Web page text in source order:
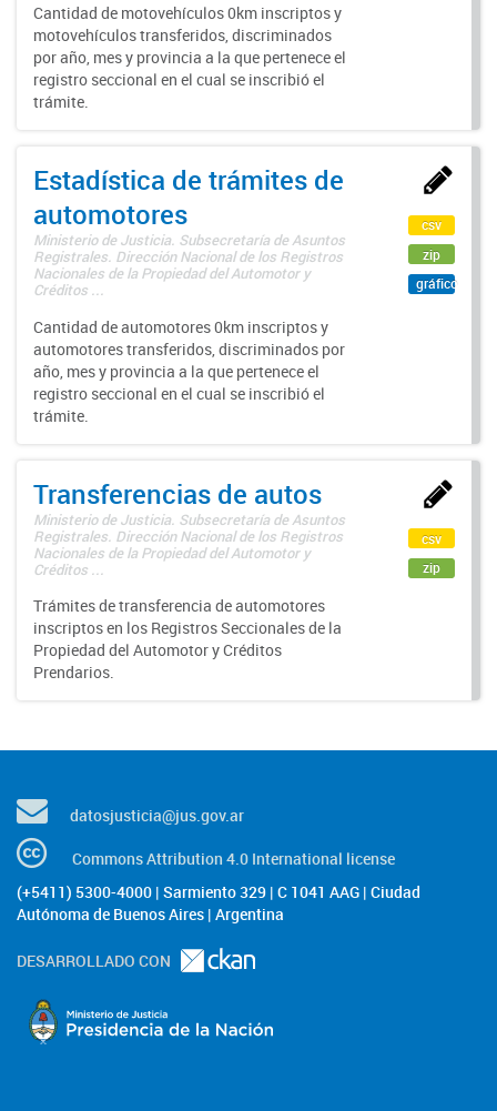
Cantidad de motovehículos 0km inscriptos y
motovehículos transferidos, discriminados
por año, mes y provincia a la que pertenece el
registro seccional en el cual se inscribió el
trámite.
Estadística de trámites de
automotores
Ministerio de Justicia. Subsecretaría de Asuntos
Registrales. Dirección Nacional de los Registros
Nacionales de la Propiedad del Automotor y
Créditos ...
Cantidad de automotores 0km inscriptos y
automotores transferidos, discriminados por
año, mes y provincia a la que pertenece el
registro seccional en el cual se inscribió el
trámite.
csv
zip
gráfico
Transferencias de autos
Ministerio de Justicia. Subsecretaría de Asuntos
Registrales. Dirección Nacional de los Registros
Nacionales de la Propiedad del Automotor y
Créditos ...
Trámites de transferencia de automotores
inscriptos en los Registros Seccionales de la
Propiedad del Automotor y Créditos
Prendarios.
csv
zip
datosjusticia@jus.gov.ar
Commons Attribution 4.0 International license
(+5411) 5300-4000 | Sarmiento 329 | C 1041 AAG | Ciudad
Autónoma de Buenos Aires | Argentina
DESARROLLADO CON